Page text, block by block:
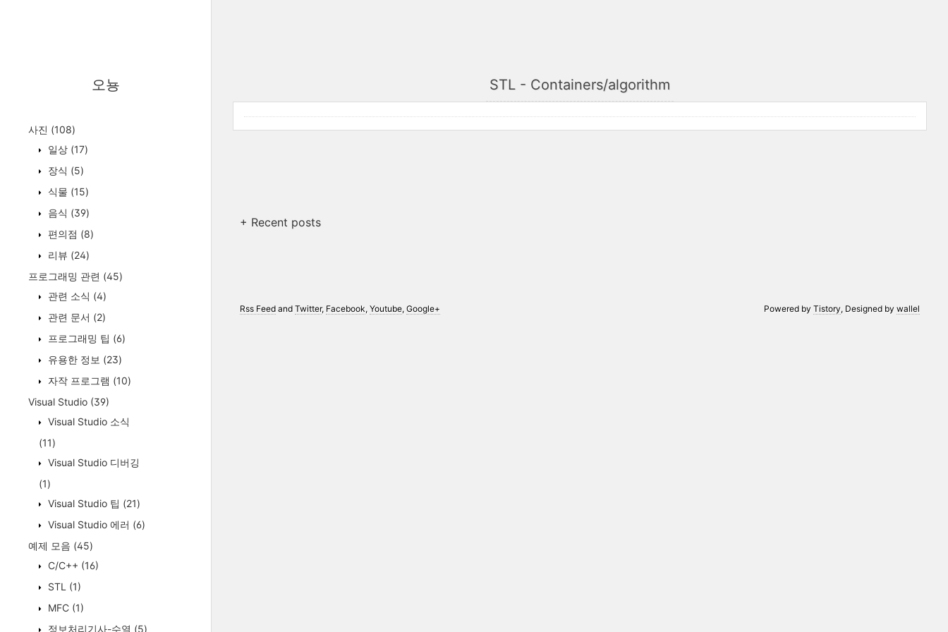
오뇽
사진 (108)
일상 (17)
장식 (5)
식물 (15)
음식 (39)
편의점 (8)
리뷰 (24)
프로그래밍 관련 (45)
관련 소식 (4)
관련 문서 (2)
프로그래밍 팁 (6)
유용한 정보 (23)
자작 프로그램 (10)
Visual Studio (39)
Visual Studio 소식
(11)
Visual Studio 디버깅
(1)
Visual Studio 팁 (21)
Visual Studio 에러 (6)
예제 모음 (45)
C/C++ (16)
STL (1)
MFC (1)
정보처리기사-수열 (5)
STL - Containers/algorithm
+ Recent posts
Powered byTistory, Designed bywallel
Rss Feedand Twitter, Facebook, Youtube, Google+